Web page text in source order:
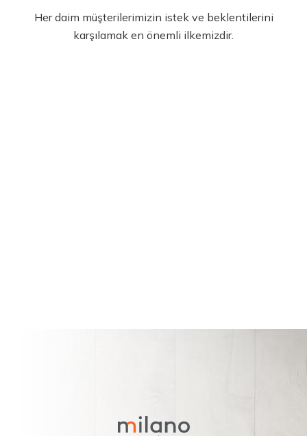
Her daim müşterilerimizin istek ve beklentilerini
karşılamak en önemli ilkemizdir.